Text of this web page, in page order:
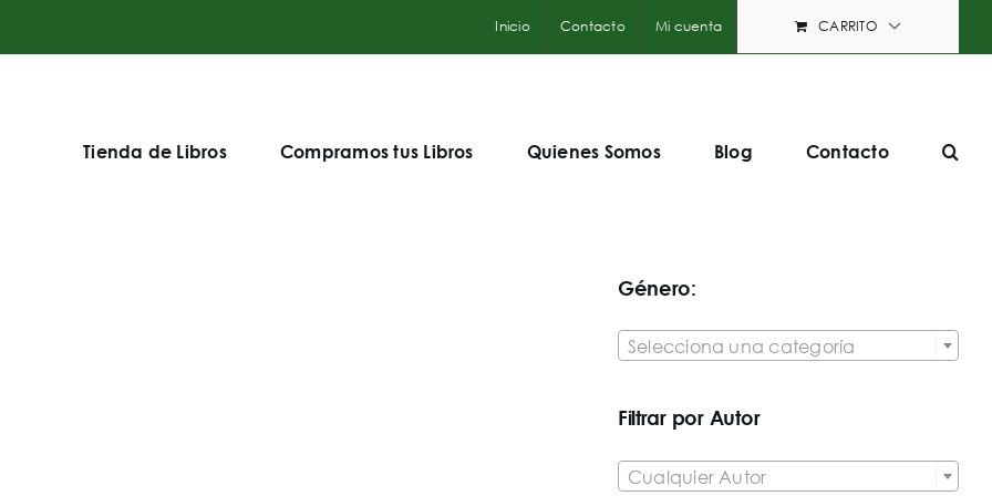
Inicio Contacto Mi cuenta CARRITO
Tienda de Libros Compramos tus Libros Quienes Somos Blog Contacto
Género:
Selecciona una categoría
Filtrar por Autor
Cualquier Autor